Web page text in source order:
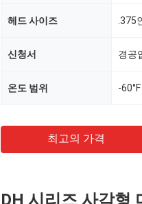
헤드 사이즈 .375
신청서 경공
온도 범위 -
최고의 가격
DH 시리즈 사각형